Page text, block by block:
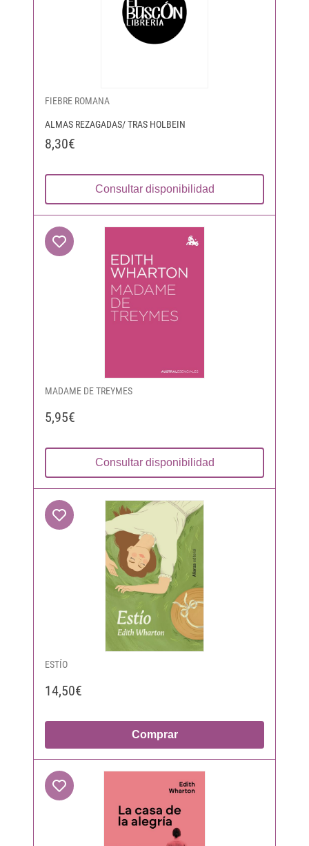
FIEBRE ROMANA
ALMAS REZAGADAS/ TRAS HOLBEIN
8,30€
Consultar disponibilidad
MADAME DE TREYMES
5,95€
Consultar disponibilidad
ESTÍO
14,50€
Comprar